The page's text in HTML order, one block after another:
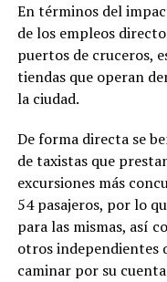
En términos del
de los empleos
puertos de cruceros,
tiendas que operan
la ciudad.
De forma directa se
de taxistas que
excursiones más
54 pasajeros, por lo
para las mismas, así
otros independientes
caminar por su